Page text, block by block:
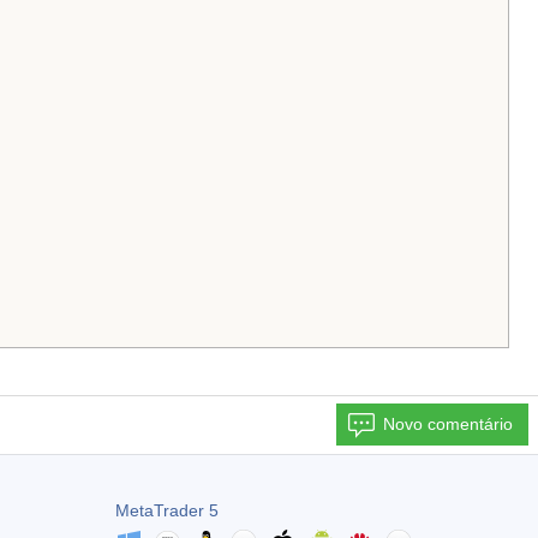
Novo comentário
MetaTrader 5